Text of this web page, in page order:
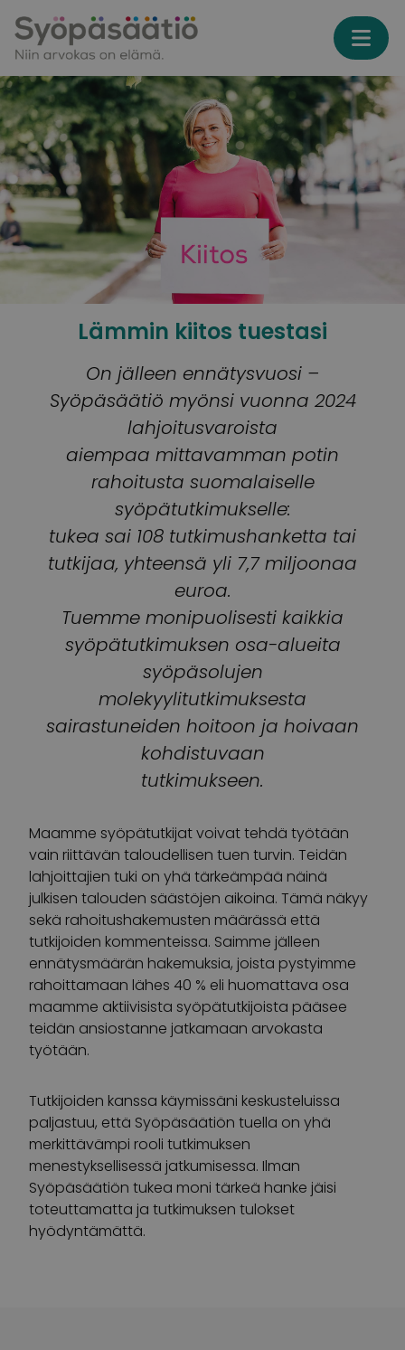
Lämmin kiitos tuestasi
On jälleen ennätysvuosi –
Syöpäsäätiö myönsi vuonna 2024
lahjoitusvaroista
aiempaa mittavamman potin
rahoitusta suomalaiselle
syöpätutkimukselle:
tukea sai 108 tutkimushanketta tai
tutkijaa, yhteensä yli 7,7 miljoonaa
euroa.
Tuemme monipuolisesti kaikkia
syöpätutkimuksen osa-alueita
syöpäsolujen
molekyylitutkimuksesta
sairastuneiden hoitoon ja hoivaan
kohdistuvaan
tutkimukseen.
Maamme syöpätutkijat voivat tehdä työtään
vain riittävän taloudellisen tuen turvin. Teidän
lahjoittajien tuki on yhä tärkeämpää näinä
julkisen talouden säästöjen aikoina. Tämä näkyy
sekä rahoitushakemusten määrässä että
tutkijoiden kommenteissa. Saimme jälleen
ennätysmäärän hakemuksia, joista pystyimme
rahoittamaan lähes 40 % eli huomattava osa
maamme aktiivisista syöpätutkijoista pääsee
teidän ansiostanne jatkamaan arvokasta
työtään.
Tutkijoiden kanssa käymissäni keskusteluissa
paljastuu, että Syöpäsäätiön tuella on yhä
merkittävämpi rooli tutkimuksen
menestyksellisessä jatkumisessa. Ilman
Syöpäsäätiön tukea moni tärkeä hanke jäisi
toteuttamatta ja tutkimuksen tulokset
hyödyntämättä.